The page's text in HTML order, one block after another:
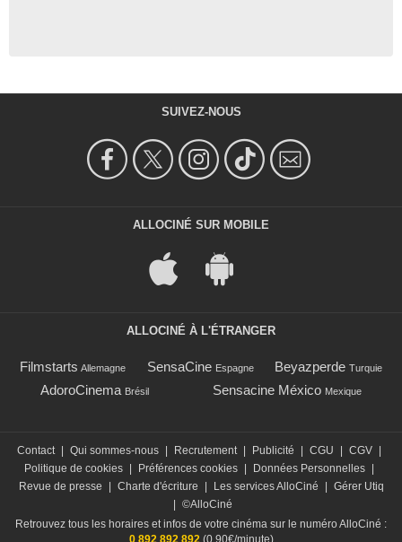
SUIVEZ-NOUS
ALLOCINÉ SUR MOBILE
ALLOCINÉ À L'ÉTRANGER
Filmstarts Allemagne SensaCine Espagne Beyazperde Turquie
AdoroCinema Brésil Sensacine México Mexique
Contact Qui sommes-nous Recrutement Publicité CGU CGV
Politique de cookies
Préférences cookies Données Personnelles
Revue de presse
Charte d'écriture Les services AlloCiné
Gérer Utiq
©AlloCiné
Retrouvez tous les horaires et infos de votre cinéma sur le numéro AlloCiné :